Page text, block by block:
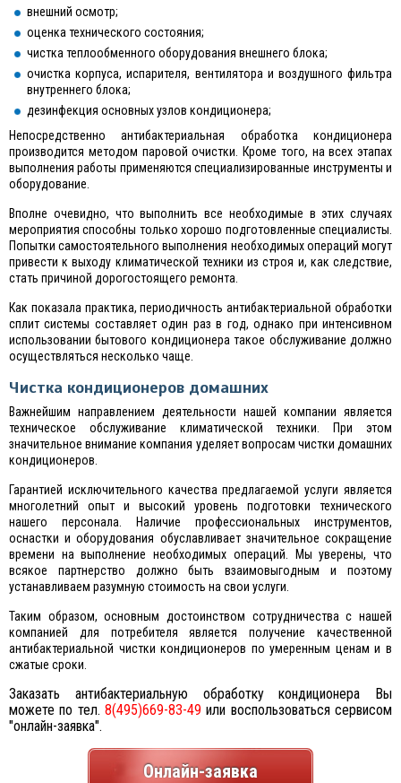
внешний осмотр;
оценка технического состояния;
чистка теплообменного оборудования внешнего блока;
очистка корпуса, испарителя, вентилятора и воздушного фильтра
внутреннего блока;
дезинфекция основных узлов кондиционера;
Непосредственно антибактериальная обработка кондиционера
производится методом паровой очистки. Кроме того, на всех этапах
выполнения работы применяются специализированные инструменты и
оборудование.
Вполне очевидно, что выполнить все необходимые в этих случаях
мероприятия способны только хорошо подготовленные специалисты.
Попытки самостоятельного выполнения необходимых операций могут
привести к выходу климатической техники из строя и, как следствие,
стать причиной дорогостоящего ремонта.
Как показала практика, периодичность антибактериальной обработки
сплит системы составляет один раз в год, однако при интенсивном
использовании бытового кондиционера такое обслуживание должно
осуществляться несколько чаще.
Чистка кондиционеров домашних
Важнейшим направлением деятельности нашей компании является
техническое обслуживание климатической техники. При этом
значительное внимание компания уделяет вопросам чистки домашних
кондиционеров.
Гарантией исключительного качества предлагаемой услуги является
многолетний опыт и высокий уровень подготовки технического
нашего персонала. Наличие профессиональных инструментов,
оснастки и оборудования обуславливает значительное сокращение
времени на выполнение необходимых операций. Мы уверены, что
всякое партнерство должно быть взаимовыгодным и поэтому
устанавливаем разумную стоимость на свои услуги.
Таким образом, основным достоинством сотрудничества с нашей
компанией для потребителя является получение качественной
антибактериальной чистки кондиционеров по умеренным ценам и в
сжатые сроки.
Заказать антибактериальную обработку кондиционера Вы
можете по тел. 8(495)669-83-49 или воспользоваться сервисом
"онлайн-заявка".
Онлайн-заявка